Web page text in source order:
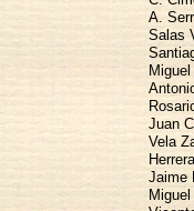
A.
Salas
Miguel
Juan
Vela
Jaime